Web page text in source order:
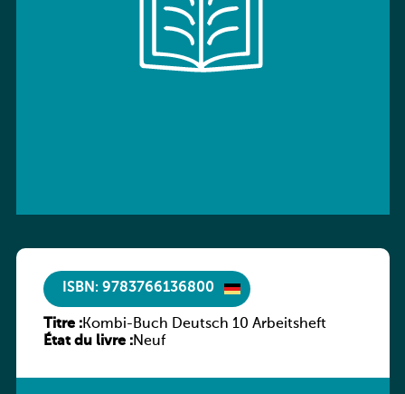
ISBN: 9783766136800
Titre :Kombi-Buch Deutsch 10 Arbeitsheft
État du livre :Neuf